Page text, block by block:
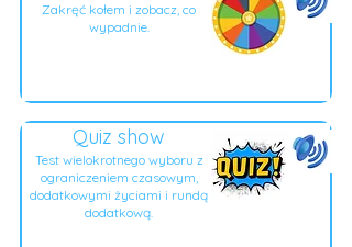
Zakręć kołem i zobacz, co
wypadnie.
Quiz show
Test wielokrotnego wyboru z
ograniczeniem czasowym,
dodatkowymi życiami i rundą
dodatkową.